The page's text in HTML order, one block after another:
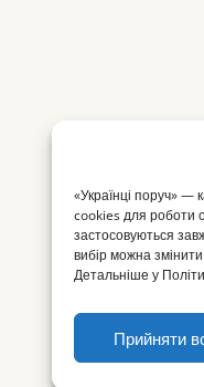
«Українці поруч» —
cookies для роботи
застосовуються
вибір можна
Детальніше у
Прийняти